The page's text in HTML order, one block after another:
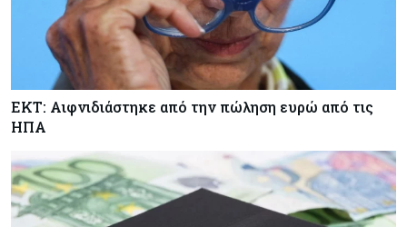
ΕΚΤ: Αιφνιδιάστηκε από την πώληση ευρώ από τις
ΗΠΑ